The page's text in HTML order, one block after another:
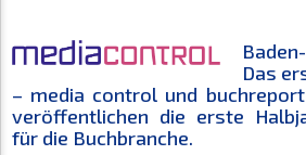
Das
– media control und
veröffentlichen die erste
für die Buchbranche.